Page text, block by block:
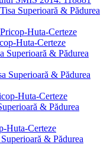
Superioară & Pădurea
Huta-Certeze
Huta-Certeze
Superioară & Pădurea
Superioară & Pădurea
Huta-Certeze
& Pădurea
Huta-Certeze
& Pădurea